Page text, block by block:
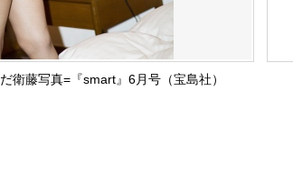
衛藤写真=『smart』6月号（宝島社）